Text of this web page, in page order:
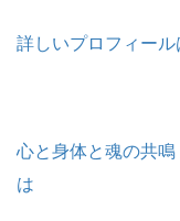
詳しいプロフィー
心と身体と魂の共
は